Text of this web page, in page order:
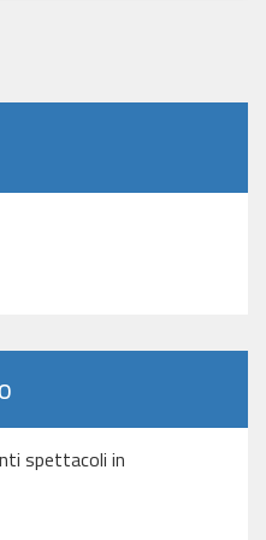
spettacoli in